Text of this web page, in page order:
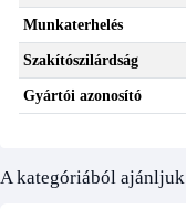
Munkaterhelés
Szakítószilárdság
Gyártói azonosító
A kategóriából ajánljuk